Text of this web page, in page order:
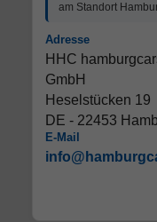
am Standort
Adresse
HHC
GmbH
Heselstücken 19
DE - 22453
E-Mail